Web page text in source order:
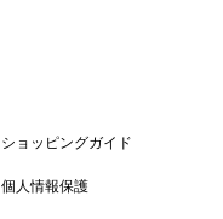
ショッピングガイド
個人情報保護